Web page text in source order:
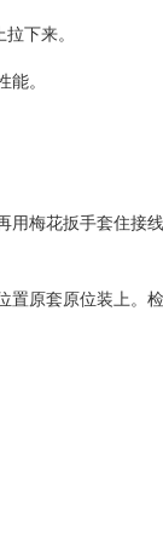
下来。
。
梅花扳手套住接
原套原位装上。